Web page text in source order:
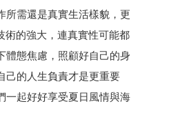
所需還是真實生活樣貌，更
術的強大，連真實性可能都
體態焦慮，照顧好自己的身
己的人生負責才是更重要
一起好好享受夏日風情與海